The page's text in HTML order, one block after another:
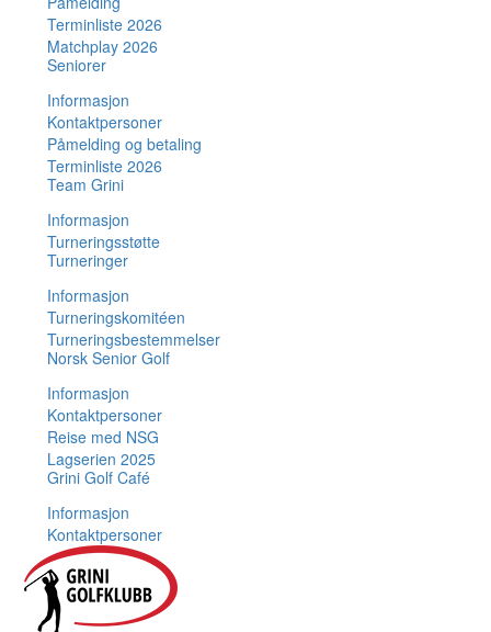
Terminliste 2026
Matchplay 2026
Seniorer
Informasjon
Kontaktpersoner
Påmelding og betaling
Terminliste 2026
Team Grini
Informasjon
Turneringsstøtte
Turneringer
Informasjon
Turneringskomitéen
Turneringsbestemmelser
Norsk Senior Golf
Informasjon
Kontaktpersoner
Reise med NSG
Lagserien 2025
Grini Golf Café
Informasjon
Kontaktpersoner